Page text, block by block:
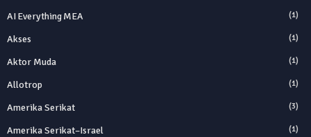
AI Everything MEA (1)
Akses (1)
Aktor Muda (1)
Allotrop (1)
Amerika Serikat (3)
Amerika Serikat–Israel (1)